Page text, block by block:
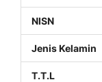
NISN
Jenis Kelamin
T.T.L